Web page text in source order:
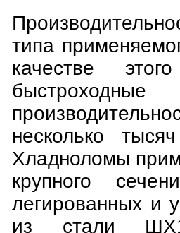
типа
качестве
несколько
Хладноломы
крупного
легированных и
из стали